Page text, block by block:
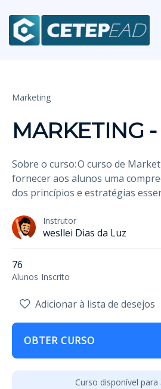
Marketing
MARKETING
Sobre o curso: O curso de
fornecer aos alunos uma
dos princípios e estratégias
Instrutor
wesllei Dias da Luz
76
Alunos Inscrito
Adicionar à lista de desejos
OBTER CURSO
Curso disponível para